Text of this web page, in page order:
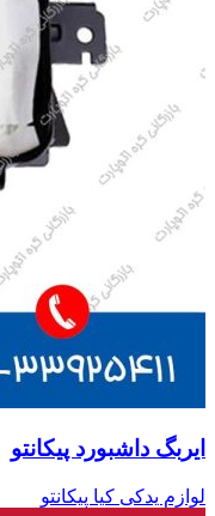
ایربگ داشبورد پیکانتو
لوازم یدکی کیا پیکانتو